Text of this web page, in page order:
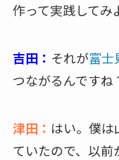
作って実践してみ
吉田： それが富士
つながるんですね
津田： はい。僕
ていたので、以